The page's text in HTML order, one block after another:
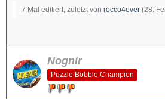
7 Mal editiert, zuletzt von rocco4ever (28.
Nognir
Puzzle Bobble Champion